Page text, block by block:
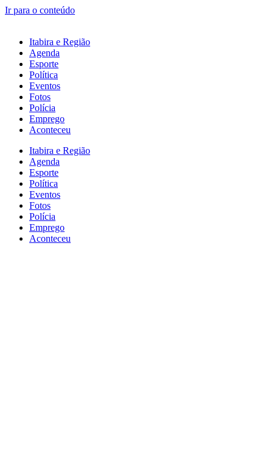
Ir para o conteúdo
Itabira e Região
Agenda
Esporte
Política
Eventos
Fotos
Polícia
Emprego
Aconteceu
Itabira e Região
Agenda
Esporte
Política
Eventos
Fotos
Polícia
Emprego
Aconteceu